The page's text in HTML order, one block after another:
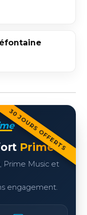
30 JOURS OFFERTS
Prime
Prime Music et
engagement.